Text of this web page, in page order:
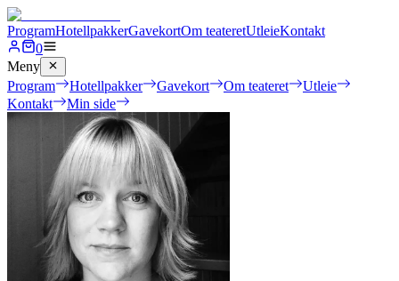
ProgramHotellpakkerGavekortOm teateretUtleieKontakt
0
Meny
Program
Hotellpakker Gavekort Om teateret
Utleie
Kontakt
Min side